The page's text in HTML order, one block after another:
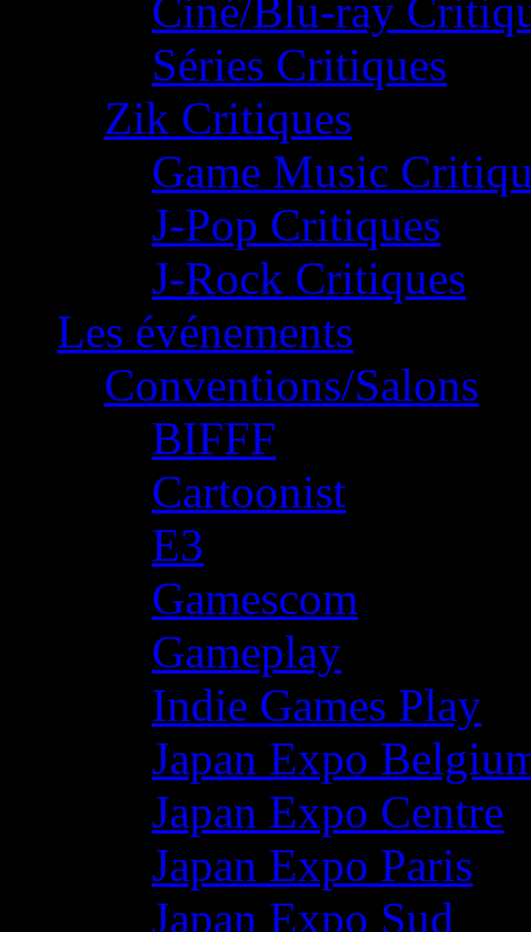
Ciné/Blu-ray
Séries Critiques
Zik Critiques
Game Music
J-Pop Critiques
J-Rock Critiques
Les événements
Conventions/Salons
BIFFF
Cartoonist
E3
Gamescom
Gameplay
Indie Games Play
Japan Expo
Japan Expo Centre
Japan Expo Paris
Japan Expo Sud